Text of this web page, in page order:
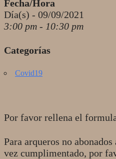
Fecha/Hora
Día(s) - 09/09/2021
3:00 pm - 10:30 pm
Categorías
Covid19
Por favor rellena el
Para arqueros no
vez cumplimentado, por